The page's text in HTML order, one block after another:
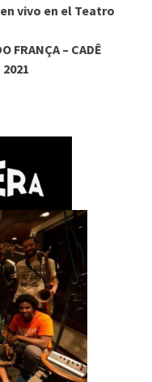
en vivo en el Teatro
FRANÇA – CADÊ